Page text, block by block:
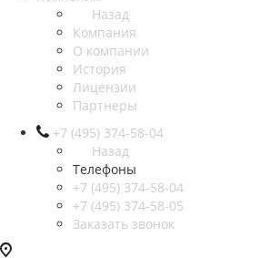
Назад
Компания
О компании
История
Лицензии
Партнеры
+7 (495) 374-58-04
Назад
Телефоны
+7 (495) 374-58-04
+7 (495) 374-58-05
Заказать звонок